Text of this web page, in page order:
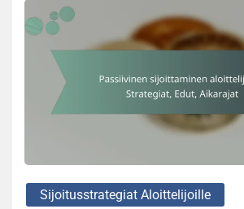
Sijoitusstrategiat Aloittelijoille